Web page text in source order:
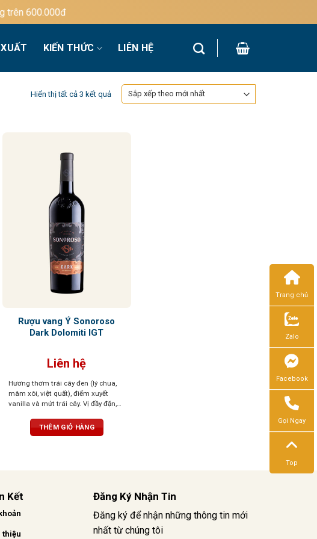
600.000đ
KIẾN THỨC LIÊN HỆ
Hiển thị tất cả 3 kết quảĐã
sắp
Rượu vang Ý Sonoroso
Dark Dolomiti IGT
Liên hệ
Hương thơm trái cây đen (lý chua,
mâm xôi, việt quất), điểm xuyết
vanilla và mứt trái cây. Vị đầy đặn,
chát. Sắc đỏ đậm, cuốn hút và cá
THÊM GIỎ HÀNG
Kết
thiệu
Đăng Ký Nhận Tin
Đăng ký để nhận những thông tin mới
nhất từ chúng tôi
Trang chủ
Zalo
Facebook
Gọi Ngay
Top